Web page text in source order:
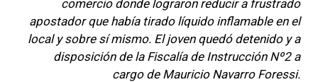
comercio donde lograron reducir a frustrado
apostador que había tirado líquido inflamable en el
local y sobre sí mismo. El joven quedó detenido y a
disposición de la Fiscalía de Instrucción Nº2 a
cargo de Mauricio Navarro Foressi.